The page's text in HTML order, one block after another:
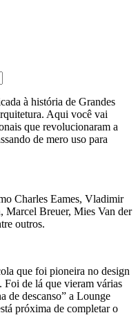
à história de Grandes
Aqui você vai
que revolucionaram a
de mero uso para
Charles Eames, Vladimir
Marcel Breuer, Mies Van der
outros.
que foi pioneira no design
Foi de lá que vieram várias
de descanso” a Lounge
próxima de completar o